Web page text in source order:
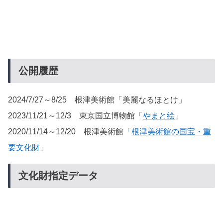
公開履歴
2024/7/27～8/25 根津美術館「美麗なるほとけ」
2023/11/21～12/3 東京国立博物館「 やまと絵 」
2020/11/14～12/20 根津美術館「 根津美術館の国宝・重
要文化財 」
文化財指定データ